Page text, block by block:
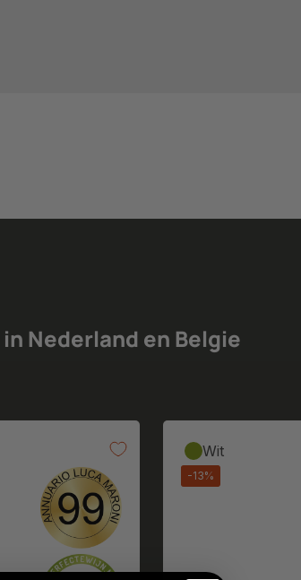
Nederland en Belgie
Wit
-13%